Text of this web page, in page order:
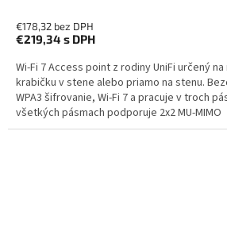
€178,32 bez DPH
€219,34 s DPH
Wi-Fi 7 Access point z rodiny UniFi určený
krabičku v stene alebo priamo na stenu.
WPA3 šifrovanie, Wi-Fi 7 a pracuje v troch
všetkých pásmach podporuje 2x2 MU-MIMO